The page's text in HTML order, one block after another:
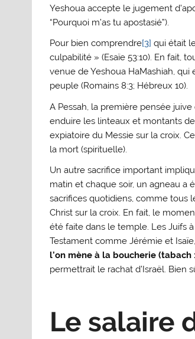
Yeshoua accepte le jugement
“Pourquoi m’as tu apostasié”).
Pour bien comprendre[3] qui était
culpabilité » (Esaïe 53:10). En fait,
venue de Yeshoua HaMashiah,
peuple (Romains 8:3; Hébreux 10).
A Pessah, la première pensée
enduire les linteaux et montants
expiatoire du Messie sur la croix.
la mort (spirituelle).
Un autre sacrifice important
matin et chaque soir, un agneau a
sacrifices quotidiens, comme tous
Christ sur la croix. En fait, le
été faite dans le temple. Les Juifs
Testament comme Jérémie et
l’on mène à la boucherie (tabach
permettrait le rachat d’Israël. Bien
Le salaire